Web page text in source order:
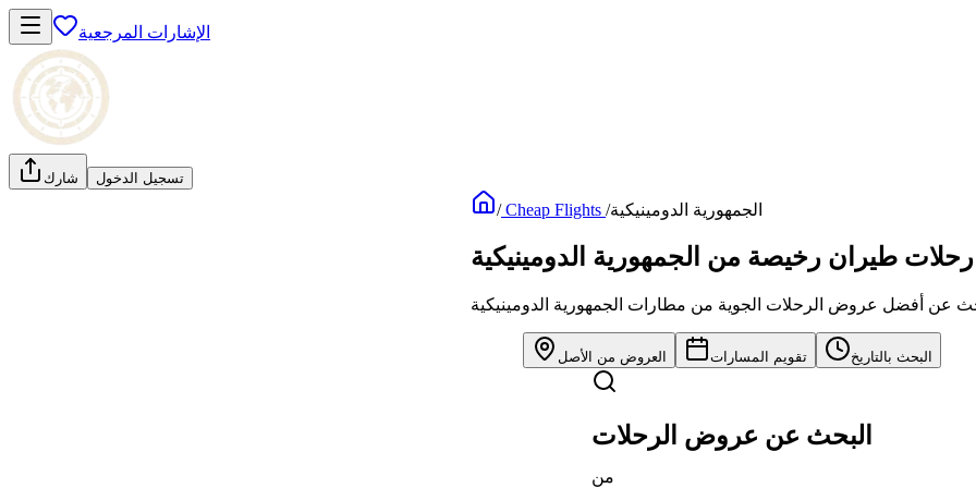
الإشارات المرجعية
شارك تسجيل الدخول
/Cheap Flights /الجمهورية الدومينيكية
رحلات طيران رخيصة من الجمهورية الدومينيكية
عن أفضل عروض الرحلات الجوية من مطارات الجمهورية الدومينيكية
العروض من الأصل تقويم المسارات البحث بالتاريخ
البحث عن عروض الرحلات
من